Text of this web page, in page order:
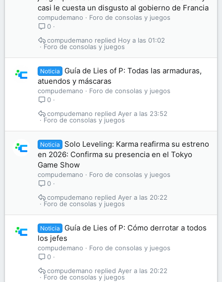
casi le cuesta un disgusto al gobierno de Francia
compudemano
Foro de consolas y juegos
0
Foro de consolas y juegos
Hoy a las 01:02
compudemano
Noticia
Guía de Lies of P: Todas las armaduras,
atuendos y máscaras
compudemano
Foro de consolas y juegos
0
Foro de consolas y juegos
Ayer a las 23:52
compudemano
Noticia
Solo Leveling: Karma reafirma su estreno
en 2026: Confirma su presencia en el Tokyo
Game Show
compudemano
Foro de consolas y juegos
0
Foro de consolas y juegos
Ayer a las 20:22
compudemano
Noticia
Guía de Lies of P: Cómo derrotar a todos
los jefes
compudemano
Foro de consolas y juegos
0
Foro de consolas y juegos
Ayer a las 20:22
compudemano